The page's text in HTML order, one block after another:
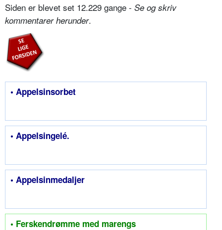
Siden er blevet set 12.229 gange - Se og skriv
kommentarer herunder.
• Appelsinsorbet
• Appelsingelé.
• Appelsinmedaljer
• Ferskendrømme med marengs